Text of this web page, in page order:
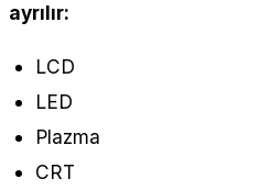
ayrılır:
LCD
LED
Plazma
CRT